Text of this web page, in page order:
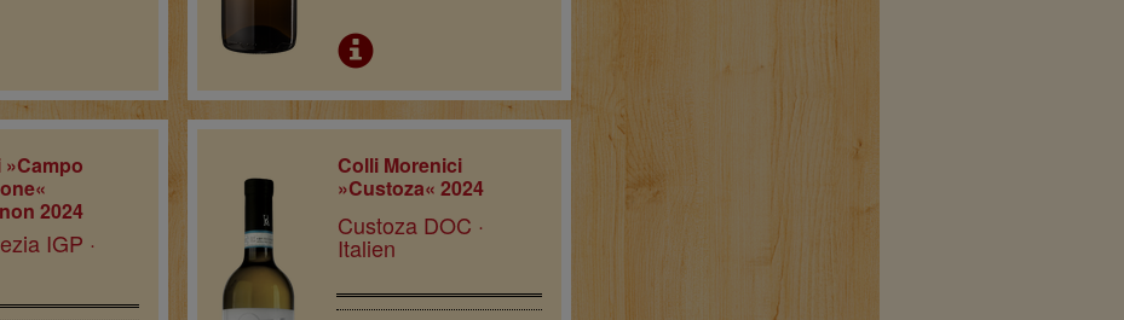
2024
IGP ·
Colli Morenici
»Custoza« 2024
Custoza DOC ·
Italien